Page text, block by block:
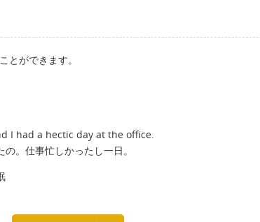
ができます。
I had a hectic day at the office.
。仕事忙しかったし一日。